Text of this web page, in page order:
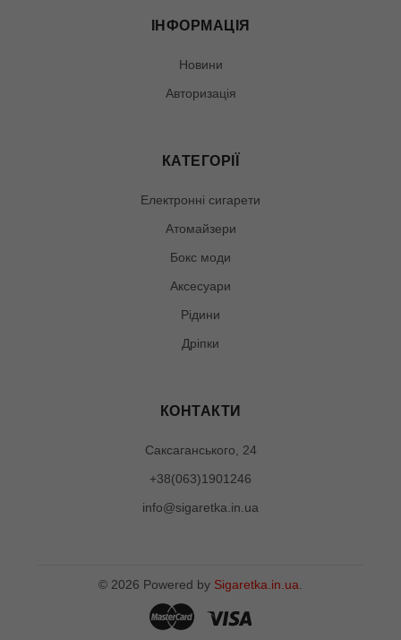
ІНФОРМАЦІЯ
Новини
Авторизація
КАТЕГОРІЇ
Електронні сигарети
Атомайзери
Бокс моди
Аксесуари
Рідини
Дріпки
КОНТАКТИ
Саксаганського, 24
+38(063)1901246
info@sigaretka.in.ua
© 2026 Powered by Sigaretka.in.ua